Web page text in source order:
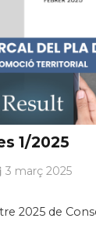
1/2025
3 març 2025
2025 de